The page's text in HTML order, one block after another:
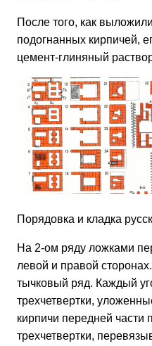
После того, как
подогнанных кирпичей,
цемент-глиняный
Порядовка и кладка
На 2-ом ряду ложками
левой и правой
тычковый ряд. Каждый
трехчетвертки,
кирпичи передней части
трехчетвертки,